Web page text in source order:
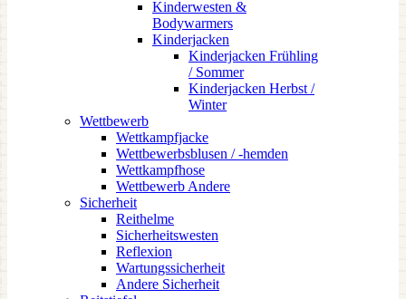
Kinderwesten &
Bodywarmers
Kinderjacken
Kinderjacken Frühling
/ Sommer
Kinderjacken Herbst /
Winter
Wettbewerb
Wettkampfjacke
Wettbewerbsblusen / -hemden
Wettkampfhose
Wettbewerb Andere
Sicherheit
Reithelme
Sicherheitswesten
Reflexion
Wartungssicherheit
Andere Sicherheit